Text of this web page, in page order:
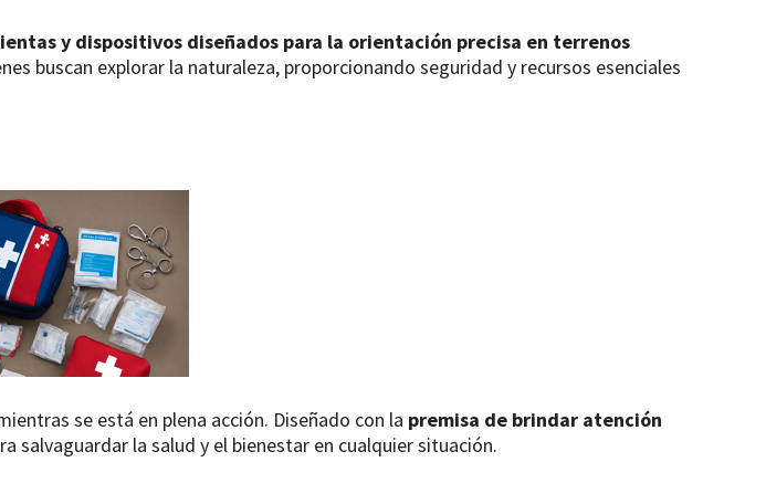
y dispositivos diseñados para la orientación precisa en terrenos
buscan explorar la naturaleza, proporcionando seguridad y recursos esenciales
se está en plena acción. Diseñado con la premisa de brindar atención
salvaguardar la salud y el bienestar en cualquier situación.